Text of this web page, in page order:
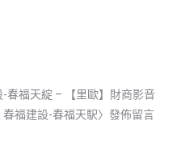
-春福天綻 – 【里歐】財商影音
春福建設-春福天駅〉發佈留言